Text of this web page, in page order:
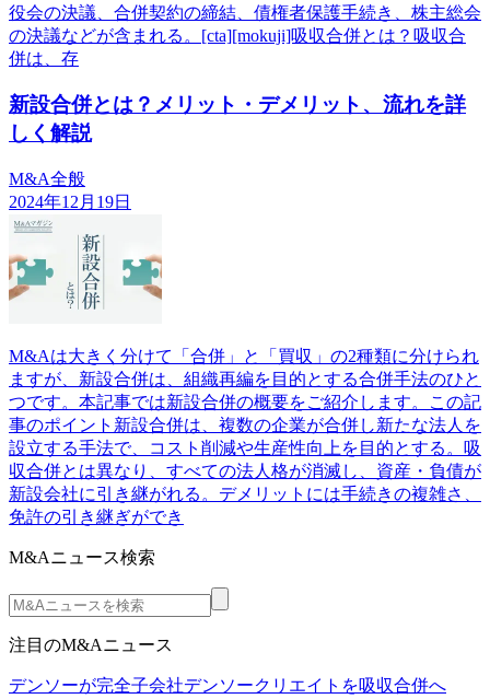
役会の決議、合併契約の締結、債権者保護手続き、株主総会
の決議などが含まれる。[cta][mokuji]吸収合併とは？吸収合
併は、存
新設合併とは？メリット・デメリット、流れを詳
しく解説
M&A全般
2024年12月19日
M&Aは大きく分けて「合併」と「買収」の2種類に分けられ
ますが、新設合併は、組織再編を目的とする合併手法のひと
つです。本記事では新設合併の概要をご紹介します。この記
事のポイント新設合併は、複数の企業が合併し新たな法人を
設立する手法で、コスト削減や生産性向上を目的とする。吸
収合併とは異なり、すべての法人格が消滅し、資産・負債が
新設会社に引き継がれる。デメリットには手続きの複雑さ、
免許の引き継ぎができ
M&Aニュース検索
注目のM&Aニュース
デンソーが完全子会社デンソークリエイトを吸収合併へ